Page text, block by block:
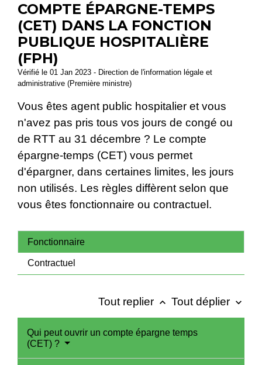
COMPTE ÉPARGNE-TEMPS
(CET) DANS LA FONCTION
PUBLIQUE HOSPITALIÈRE
(FPH)
Vérifié le 01 Jan 2023 - Direction de l'information légale et
administrative (Première ministre)
Vous êtes agent public hospitalier et vous
n'avez pas pris tous vos jours de congé ou
de RTT au 31 décembre ? Le compte
épargne-temps (CET) vous permet
d'épargner, dans certaines limites, les jours
non utilisés. Les règles diffèrent selon que
vous êtes fonctionnaire ou contractuel.
Fonctionnaire
Contractuel
Tout replier keyboard_arrow_up Tout déplier keyboard_arrow_down
Qui peut ouvrir un compte épargne temps
(CET) ?